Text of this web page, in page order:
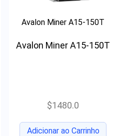
Avalon Miner A15-150T
Avalon Miner A15-150T
$1480.0
Adicionar ao Carrinho